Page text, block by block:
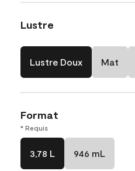
Lustre
Lustre Doux Mat
Format
* Requis
3,78 L 946 mL